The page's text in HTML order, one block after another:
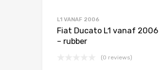
L1 VANAF 2006
Fiat Ducato L1 vanaf 2006
– rubber
(0 reviews)